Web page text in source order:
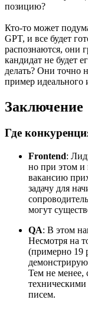
позицию?
Кто-то может
GPT, и все будет
распознаются, они
кандидат не будет
делать? Они точно
пример идеального
Заключение
Где
Frontend:
но при этом и
вакансию
задачу для
могут
QA: В этом
Несмотря на
(примерно 19
Тем не менее,
писем.